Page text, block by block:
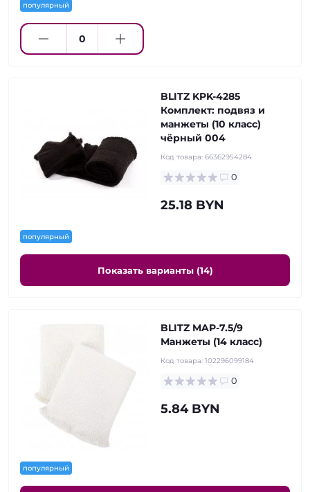
популярный
популярный
BLITZ KPK-4285
Комплект: подвяз и
манжеты (10 класс)
чёрный 004
Код товара: 66362954284
0
25.18 BYN
Показать варианты (14)
популярный
BLITZ MAP-7.5/9
Манжеты (14 класс)
Код товара: 102296099184
0
5.84 BYN